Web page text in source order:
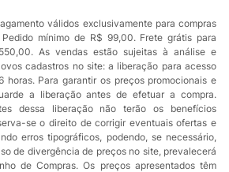
válidos exclusivamente para compras
mínimo de R$ 99,00. Frete grátis para
As vendas estão sujeitas à análise e
cadastros no site: a liberação para acesso
horas. Para garantir os preços promocionais e
a liberação antes de efetuar a compra.
dessa liberação não terão os benefícios
se o direito de corrigir eventuais ofertas e
erros tipográficos, podendo, se necessário,
de divergência de preços no site, prevalecerá
de Compras. Os preços apresentados têm